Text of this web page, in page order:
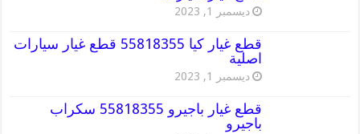
ديسمبر 1, 2023
قطع غيار كيا 55818355 قطع غيار سيارات
اصلية
ديسمبر 1, 2023
قطع غيار باجيرو 55818355 سكراب
باجيرو